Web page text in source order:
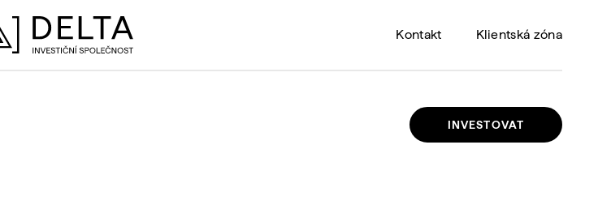
Kontakt Klientská zóna
INVESTOVAT